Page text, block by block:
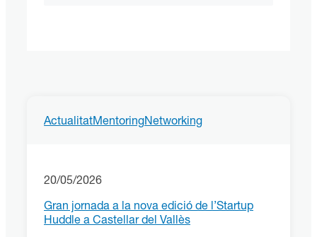
ActualitatMentoringNetworking
20/05/2026
Gran jornada a la nova edició de l’Startup
Huddle a Castellar del Vallès